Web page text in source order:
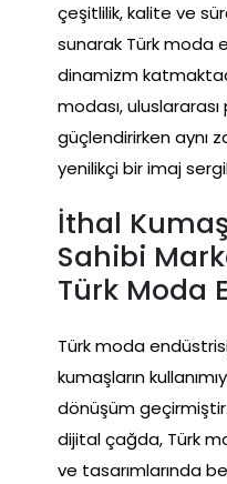
çeşitlilik, kalite ve
sunarak Türk moda
dinamizm
modası,
güçlendirirken aynı
yenilikçi bir imaj
İthal
Sahibi
Türk Moda
Türk moda
kumaşların
dönüşüm
dijital çağda, Türk
ve tasarımlarında